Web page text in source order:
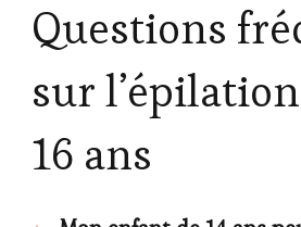
Questions
sur
16 ans